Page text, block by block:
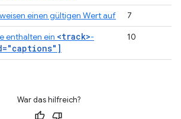
einen gültigen Wert auf 7
enthalten ein <track>-
10
War das hilfreich?